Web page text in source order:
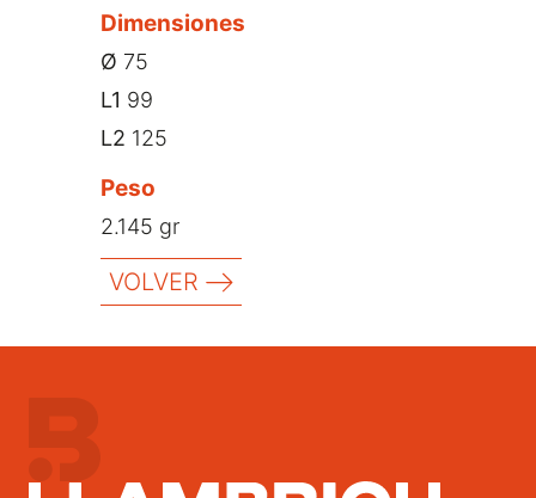
Dimensiones
Ø 75
L1 99
L2 125
Peso
2.145 gr
VOLVER